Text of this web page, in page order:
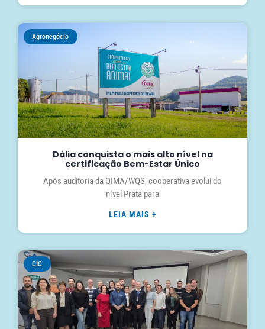
Agronegócio
Dália conquista o mais alto nível na
certificação Bem-Estar Único
Após auditoria da QIMA/WQS, cooperativa evolui do
nível Prata para
LEIA MAIS +
CIC